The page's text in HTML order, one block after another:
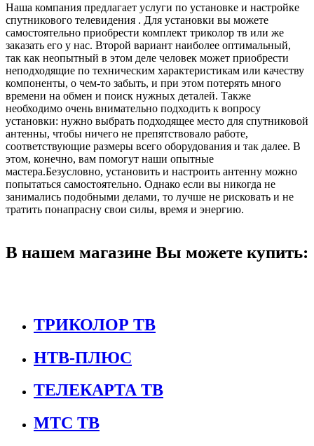
Наша компания предлагает услуги по установке и настройке
спутникового телевидения . Для установки вы можете
самостоятельно приобрести комплект триколор тв или же
заказать его у нас. Второй вариант наиболее оптимальный,
так как неопытный в этом деле человек может приобрести
неподходящие по техническим характеристикам или качеству
компоненты, о чем-то забыть, и при этом потерять много
времени на обмен и поиск нужных деталей. Также
необходимо очень внимательно подходить к вопросу
установки: нужно выбрать подходящее место для спутниковой
антенны, чтобы ничего не препятствовало работе,
соответствующие размеры всего оборудования и так далее. В
этом, конечно, вам помогут наши опытные
мастера.Безусловно, установить и настроить антенну можно
попытаться самостоятельно. Однако если вы никогда не
занимались подобными делами, то лучше не рисковать и не
тратить понапрасну свои силы, время и энергию.
В нашем магазине Вы можете купить:
ТРИКОЛОР ТВ
НТВ-ПЛЮС
ТЕЛЕКАРТА ТВ
МТС ТВ